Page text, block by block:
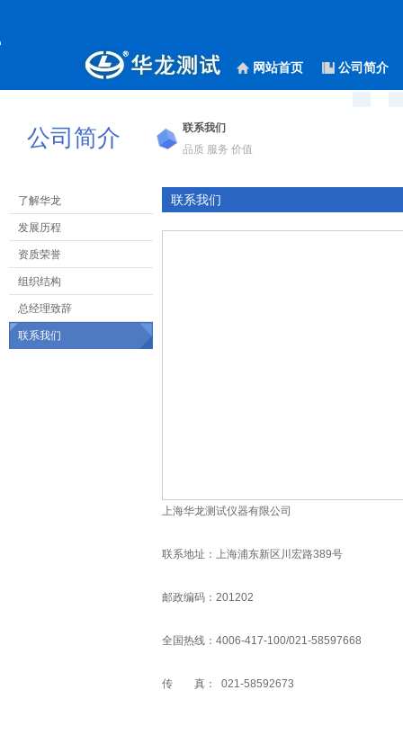
网站首页 公司简介
公司简介
联系我们
品质 服务 价值
了解华龙
发展历程
资质荣誉
组织结构
总经理致辞
联系我们
联系我们
上海华龙测试仪器有限公司
联系地址：上海浦东新区川宏路389号
邮政编码：201202
全国热线：4006-417-100/021-58597668
传 真： 021-58592673